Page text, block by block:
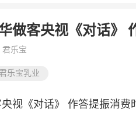
精彩点评
做客央视《对话》
君乐宝
君乐宝乳业
视《对话》 作答提振消费